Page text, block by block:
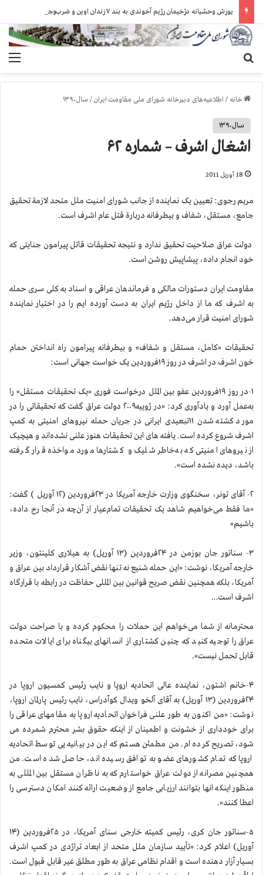
خانه / اطلاعیه‌های دبیرخانه شورای ملی مقاومت ایران/ سال ۱۳۹۰
سال ۱۳۹۰
اشغال اشرف – شماره ۶۲
18 آوریل 2011
مریم رجوی: تعیین یک نماینده از جانب شورای امنیت ملل متحد لازمة تحقیق
جامع، مستقل، شفاف و بیطرفانه دربارة قتل عام اشرف است.
دولت عراق صلاحیت تحقیق ندارد و نتیجه تحقیقات قاتل پیرامون جنایتی که
خود انجام داده، پیشاپیش روشن است.
مقاومت ایران دستورات مالکی و فرماندهان عراقی و اسناد به کلی سری حمله
به اشرف که ما از داخل رژیم ایران به دست آورده ایم را در اختیار نماینده
شورای امنیت قرار می‌دهد.
تحقیقات «کامل، مستقل و شفاف» و بیطرفانه پیرامون راه انداختن حمام
خون اشرف در اشرف در روز ۱۹فروردین یک خواست جهانی است:
۱-در روز ۱۹فروردین عفو بین الملل درخواست فوری «یک تحقیقات مستقل» را
به‌عمل آورد و یادآوری کرد: «در ژوییه۲۰۰۹ دولت عراق گفت که تحقیقاتی را در
مورد کشته شدن ۱۱تبعیدی ایرانی در جریان حمله نیروهای امنیتی به کمپ
اشرف شروع کرده است. یافته های این تحقیقات هنوز علنی نشده‌اند و هیچیک
از نیروهای امنیتی که به‌خاطر شلیک و کشتارها مورد مواخذه قرار گرفته
باشد، دیده نشده است».
۲- آقای تونر، سخنگوی وزارت خارجه آمریکا در ۲۳فروردین (۱۲ آوریل ) گفت:
«ما فقط می‌خواهیم شاهد یک تحقیقات تمام‌عیار از آن‌چه در آنجا رخ داده،
باشیم»
۳- سناتور جان بوزمن در ۲۴فروردین (۱۳ آوریل) به هیلاری کلینتون، وزیر
خارجه آمریکا، نوشت: «این حمله شنیع نه تنها نقض آشکار قرارداد بین عراق و
آمریکا، بلکه همچنین نقض صریح قوانین بین المللی حفاظت در رابطه با قرارگاه
اشرف است…
محترمانه از شما می‌خواهم این حملات را محکوم کرده و با صراحت دولت
عراق را توجیه کنید که چنین کشتاری از انسانهای بیگناه برای ایالات متحده
قابل تحمل نیست».
۴-خانم اشتون، نماینده عالی اتحادیه اروپا و نایب رئیس کمسیون اروپا در
۲۴فروردین (۱۳ آوریل) به آقای آلخو ویدال کوآدراس، نایب رئیس پارلمان اروپا،
نوشت: «من اکنون به طور علنی فراخوان اتحادیه اروپا به مقامهای عراقی را
برای خودداری از خشونت و اطمینان از اینکه حقوق بشر محترم شمرده می
شود، تصریح کرده ام. من مطمئن هستم که این در بیانیه یی توسط اتحادیه
اروپا که تمام کشورهای عضو به توافق رسیده اند، حاصل شده است. من
همچنین مصرانه از دولت عراق خواستارم که به ناظران مستقل بین المللی به
منظور اینکه انها بتوانند ارزیابی جامع از وضعیت ارائه کنند امکان دسترسی را
اعطا کنند».
۵-سناتور جان کری، رئیس کمیته خارجی سنای آمریکا، در ۲۵فروردین (۱۴
آوریل) اعلام کرد: «تأیید سازمان ملل متحد از ابعاد تراژدی در کمپ اشرف
بسیار آزار دهنده است و اقدام نظامی عراق به طور مطلق غیر قابل قبول است.